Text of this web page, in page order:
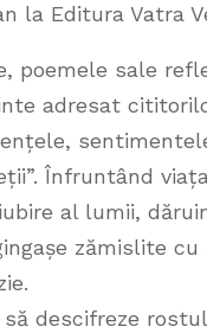
la Editura Vatra
poemele sale
adresat
Înfruntând
al lumii,
zămislite
descifreze